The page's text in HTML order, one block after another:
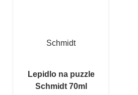
Schmidt
Lepidlo na puzzle
Schmidt 70ml